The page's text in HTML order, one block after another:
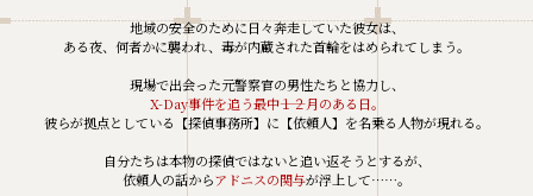
地域の安全のために日々奔走していた彼女は、
ある夜、何者かに襲われ、毒が内蔵された首輪をはめられてしまう。
現場で出会った元警察官の男性たちと協力し、
X-Day事件を追う最中――１２月のある日。
彼らが拠点としている【探偵事務所】に【依頼人】を名乗る人物が現れる。
自分たちは本物の探偵ではないと追い返そうとするが、
依頼人の話からアドニスの関与が浮上して……。